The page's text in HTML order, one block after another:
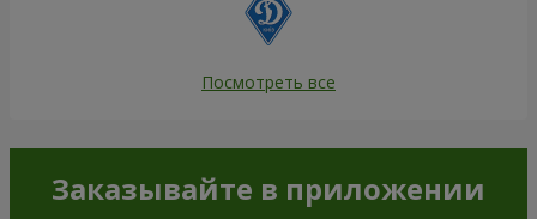
Посмотреть все
Заказывайте в приложении